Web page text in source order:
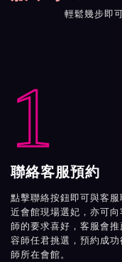
輕鬆幾步即
1
聯絡客服預約
點擊聯絡按鈕即可與客
近會館現場選妃，亦可
師的要求喜好，客服會
容師任君挑選，預約成
師所在會館。